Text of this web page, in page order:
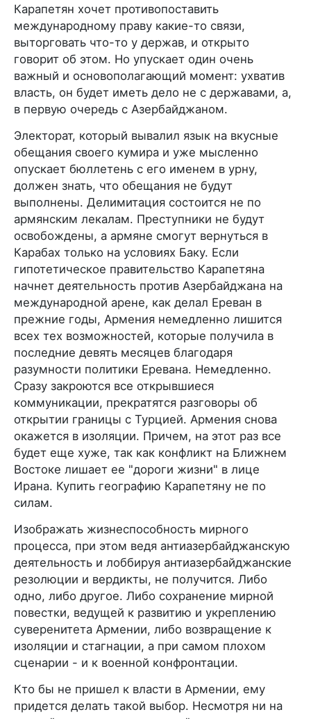
Карапетян хочет противопоставить
международному праву какие-то связи,
выторговать что-то у держав, и открыто
говорит об этом. Но упускает один очень
важный и основополагающий момент: ухватив
власть, он будет иметь дело не с державами, а,
в первую очередь с Азербайджаном.
Электорат, который вывалил язык на вкусные
обещания своего кумира и уже мысленно
опускает бюллетень с его именем в урну,
должен знать, что обещания не будут
выполнены. Делимитация состоится не по
армянским лекалам. Преступники не будут
освобождены, а армяне смогут вернуться в
Карабах только на условиях Баку. Если
гипотетическое правительство Карапетяна
начнет деятельность против Азербайджана на
международной арене, как делал Ереван в
прежние годы, Армения немедленно лишится
всех тех возможностей, которые получила в
последние девять месяцев благодаря
разумности политики Еревана. Немедленно.
Сразу закроются все открывшиеся
коммуникации, прекратятся разговоры об
открытии границы с Турцией. Армения снова
окажется в изоляции. Причем, на этот раз все
будет еще хуже, так как конфликт на Ближнем
Востоке лишает ее "дороги жизни" в лице
Ирана. Купить географию Карапетяну не по
силам.
Изображать жизнеспособность мирного
процесса, при этом ведя антиазербайджанскую
деятельность и лоббируя антиазербайджанские
резолюции и вердикты, не получится. Либо
одно, либо другое. Либо сохранение мирной
повестки, ведущей к развитию и укреплению
суверенитета Армении, либо возвращение к
изоляции и стагнации, а при самом плохом
сценарии - и к военной конфронтации.
Кто бы не пришел к власти в Армении, ему
придется делать такой выбор. Несмотря ни на